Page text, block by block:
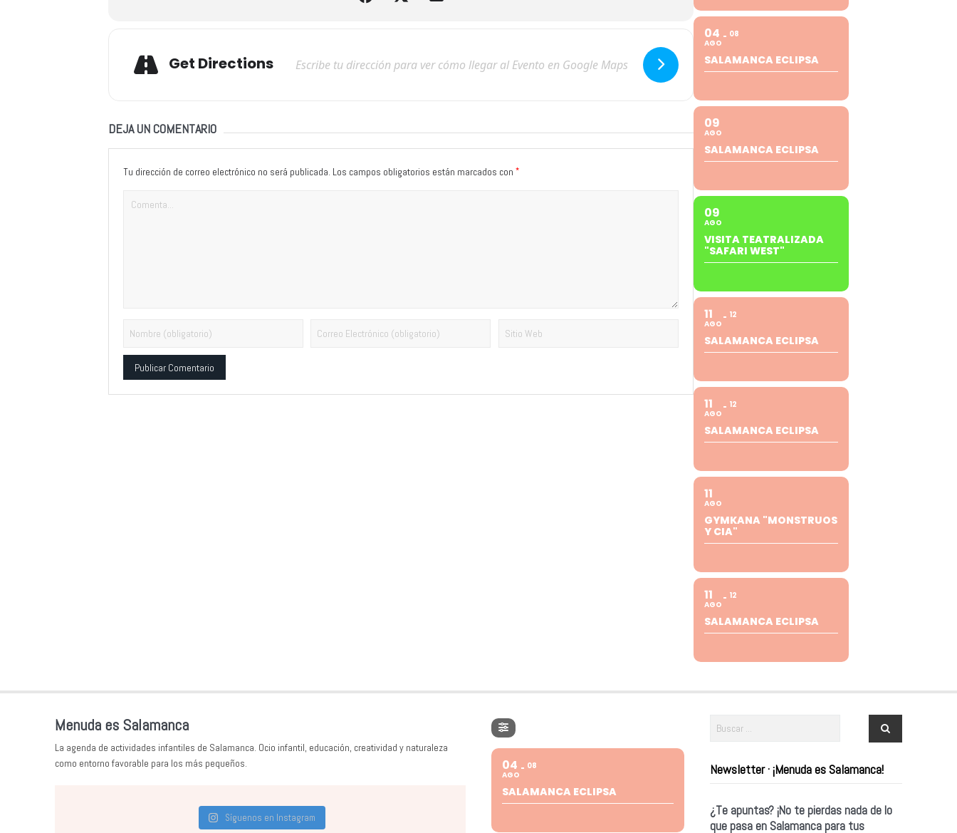
Get Directions
DEJA UN COMENTARIO
Tu dirección de correo electrónico no será publicada. Los campos obligatorios están marcados con *
04
AGO
08
SALAMANCA ECLIPSA
09
AGO
SALAMANCA ECLIPSA
09
AGO
VISITA TEATRALIZADA
"SAFARI WEST"
11
AGO
12
SALAMANCA ECLIPSA
11
AGO
12
SALAMANCA ECLIPSA
11
AGO
GYMKANA "MONSTRUOS
Y CIA"
11
AGO
12
SALAMANCA ECLIPSA
Menuda es Salamanca
La agenda de actividades infantiles de Salamanca. Ocio infantil, educación, creatividad y naturaleza
como entorno favorable para los más pequeños.
Síguenos en Instagram
04
AGO
08
SALAMANCA ECLIPSA
Newsletter · ¡Menuda es Salamanca!
¿Te apuntas? ¡No te pierdas nada de lo
que pasa en Salamanca para tus